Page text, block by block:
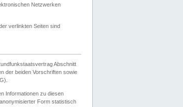
Netzwerken
verlinkten Seiten sind
Abschnitt
der beiden Vorschriften sowie
Informationen zu diesen
Form statistisch